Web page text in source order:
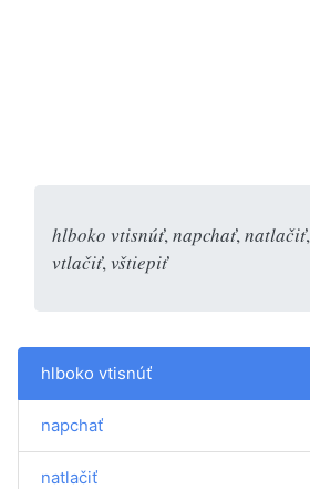
hlboko vtisnúť, napchať, natlačiť,
vtlačiť, vštiepiť
hlboko vtisnúť
napchať
natlačiť